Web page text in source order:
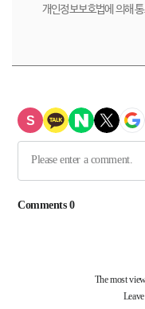
개인정보보호법에 의해